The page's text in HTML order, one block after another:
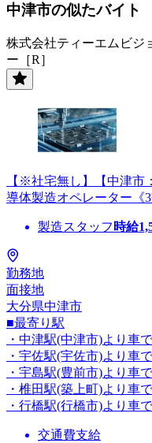
中津市の似たバイト
株式会社ティーエムビジ
ー［R］
【※社宅無し】【中津市
導体製造オペレーター《3
製造スタッフ 時給
勤務地
面接地
大分県中津市
■最寄り駅
・中津駅(中津市)より車
・宇佐駅(宇佐市)より車
・宇島駅(豊前市)より車
・椎田駅(築上町)より車
・行橋駅(行橋市)より車
交通費支給